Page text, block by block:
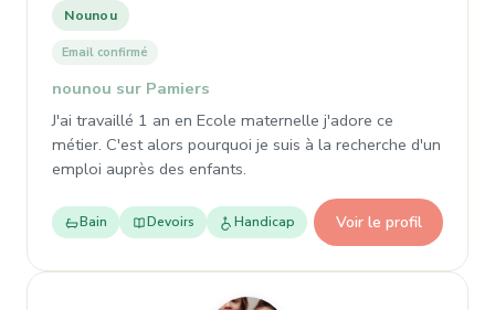
Nounou
Email confirmé
nounou sur Pamiers
J'ai travaillé 1 an en Ecole maternelle j'adore ce
métier. C'est alors pourquoi je suis à la recherche d'un
emploi auprès des enfants.
Bain Devoirs Handicap Voir le profil